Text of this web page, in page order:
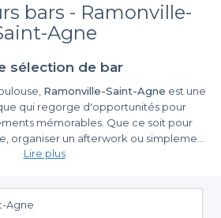
bars - Ramonville-
Agne
sélection de bar
Ramonville-Saint-Agne est une
qui regorge d'opportunités pour
mémorables. Que ce soit pour
organiser un afterwork ou simplement
trouver le lieu idéal peut parfois sembler
et garantissant des moments
ensemble les avantages de cette
cette plateforme pour vos
?
Lire plus
Agne